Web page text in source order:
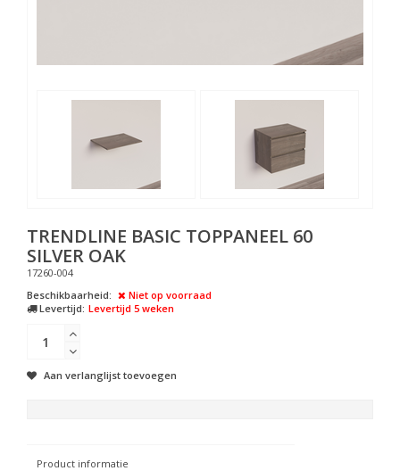
TRENDLINE BASIC TOPPANEEL 60
SILVER OAK
17260-004
Beschikbaarheid:
Niet op voorraad
Levertijd: Levertijd 5 weken
Aan verlanglijst toevoegen
Product informatie